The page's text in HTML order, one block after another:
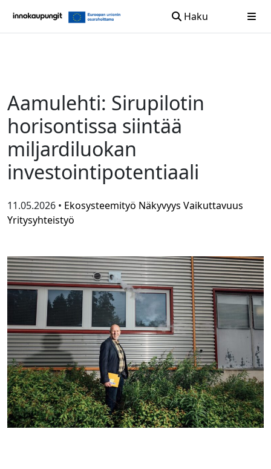
Haku
Aamulehti: Sirupilotin
horisontissa siintää
miljardiluokan
investointipotentiaali
11.05.2026 • Ekosysteemityö Näkyvyys Vaikuttavuus
Yritysyhteistyö